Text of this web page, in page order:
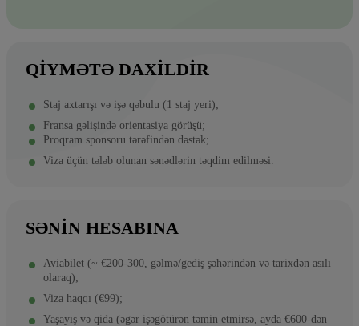
QIYMƏTƏ DAXILDIR
Staj axtarışı və işə qəbulu (1 staj yeri);
Fransa gəlişində orientasiya görüşü;
Proqram sponsoru tərəfindən dəstək;
Viza üçün tələb olunan sənədlərin təqdim edilməsi.
SƏNIN HESABINA
Aviabilet (~ €200-300, gəlmə/gediş şəhərindən və tarixdən asılı
olaraq);
Viza haqqı (€99);
Yaşayış və qida (əgər işəgötürən təmin etmirsə, ayda €600-dən